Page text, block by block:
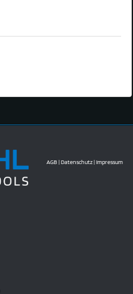
AGB|Datenschutz|Impressum